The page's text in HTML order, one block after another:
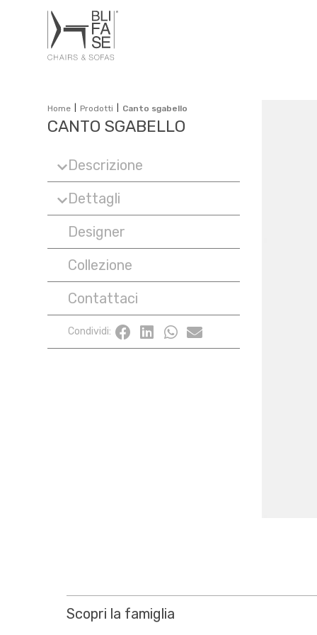
Home Prodotti Canto sgabello
CANTO SGABELLO
Descrizione
Dettagli
Designer
Collezione
Contattaci
Condividi:
Scopri la famiglia